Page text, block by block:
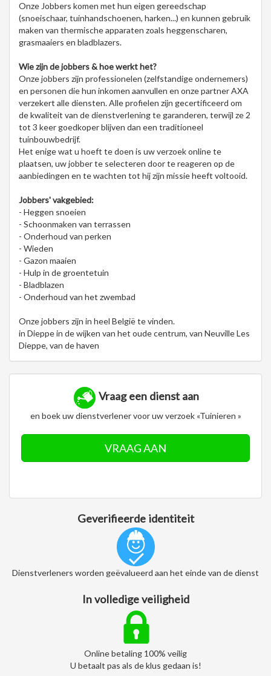
Onze Jobbers komen met hun eigen gereedschap
(snoeischaar, tuinhandschoenen, harken...) en kunnen gebruik
maken van thermische apparaten zoals heggenscharen,
grasmaaiers en bladblazers.
Wie zijn de jobbers & hoe werkt het?
Onze jobbers zijn professionelen (zelfstandige ondernemers)
en personen die hun inkomen aanvullen en onze partner AXA
verzekert alle diensten. Alle profielen zijn gecertificeerd om
de kwaliteit van de dienstverlening te garanderen, terwijl ze 2
tot 3 keer goedkoper blijven dan een traditioneel
tuinbouwbedrijf.
Het enige wat u hoeft te doen is uw verzoek online te
plaatsen, uw jobber te selecteren door te reageren op de
aanbiedingen en te wachten tot hij zijn missie heeft voltooid.
Jobbers' vakgebied:
- Heggen snoeien
- Schoonmaken van terrassen
- Onderhoud van perken
- Wieden
- Gazon maaien
- Hulp in de groentetuin
- Bladblazen
- Onderhoud van het zwembad
Onze jobbers zijn in heel België te vinden.
in Dieppe in de wijken van het oude centrum, van Neuville Les
Dieppe, van de haven
Vraag een dienst aan
en boek uw dienstverlener voor uw verzoek «Tuinieren »
VRAAG AAN
Geverifieerde identiteit
Dienstverleners worden geëvalueerd aan het einde van de dienst
In volledige veiligheid
Online betaling 100% veilig
U betaalt pas als de klus gedaan is!